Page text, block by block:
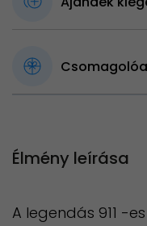
Élmény leírása
A legendás 911 -